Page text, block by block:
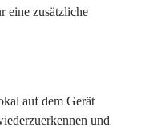
eine zusätzliche
auf dem Gerät
und